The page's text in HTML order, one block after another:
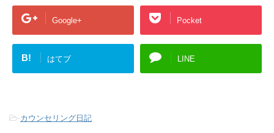
Google+ Pocket
B! はてブ LINE
-カウンセリング日記